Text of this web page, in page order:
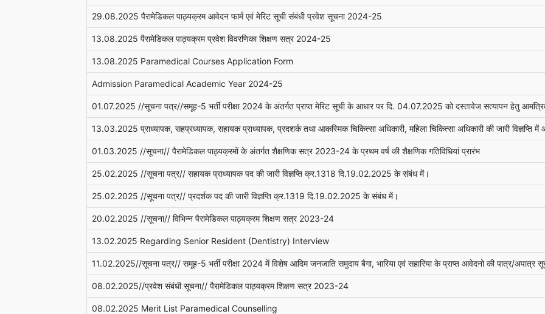
29.08.2025 पैरामेडिकल पाठ्यक्रम आवेदन फार्म एवं मेरिट सूची संबंधी प्रवेश सूचना 2024-25
13.08.2025 पैरामेडिकल पाठ्यक्रम प्रवेश विवरणिका शिक्षण सत्र 2024-25
13.08.2025 Paramedical Courses Application Form
Admission Paramedical Academic Year 2024-25
01.07.2025 //सूचना पत्र//समूह-5 भर्ती परीक्षा 2024 के अंतर्गत प्राप्त मेरिट सूची के आधार पर दि. 04.07.2025 को दस्तावेज सत्यापन हेतु
13.03.2025 प्राध्यापक, सहप्रध्यापक, सहायक प्राध्यापक, प्रदशर्क तथा आकस्मिक चिकित्सा अधिकारी, महिला चिकित्सा अधिकारी की जारी
01.03.2025 //सूचना// पैरामेडिकल पाठ्यक्रमों के अंतर्गत शैक्षणिक सत्र 2023-24 के प्रथम वर्ष की शैक्षणिक गतिविधियां प्रारंभ
25.02.2025 //सूचना पत्र// सहायक प्राध्यापक पद की जारी विज्ञप्ति क्र.1318 दि.19.02.2025 के संबंध में।
25.02.2025 //सूचना पत्र// प्रदर्शक पद की जारी विज्ञप्ति क्र.1319 दि.19.02.2025 के संबंध में।
20.02.2025 //सूचना// विभिन्न पैरामेडिकल पाठ्यक्रम शिक्षण सत्र 2023-24
13.02.2025 Regarding Senior Resident (Dentistry) Interview
11.02.2025//सूचना पत्र// समूह-5 भर्ती परीक्षा 2024 में विशेष आदिम जनजाति समुदाय बैगा, भारिया एवं सहारिया के प्राप्त आवेदनो की पात्र/अपात्र
08.02.2025//प्रवेश संबंधी सूचना// पैरामेडिकल पाठ्यक्रम शिक्षण सत्र 2023-24
08.02.2025 Merit List Paramedical Counselling